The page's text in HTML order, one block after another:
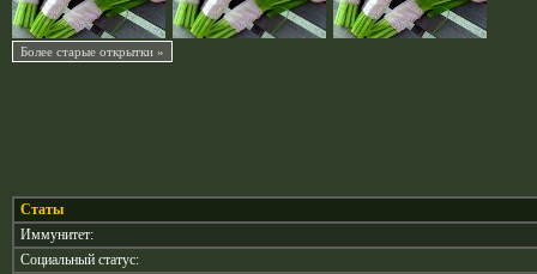
Статы
Иммунитет:
Социальный статус: